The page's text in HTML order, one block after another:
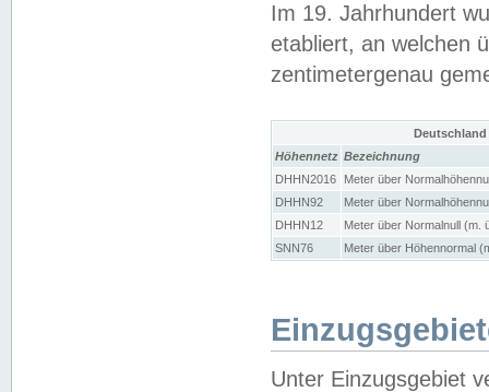
Im 19. Jahrhundert
etabliert, an welchen
zentimetergenau
Höhennetz Bezeichnung
DHHN2016
Meter über
DHHN92
Meter über
DHHN12
Meter über Normalnull (m.
SNN76
Meter über Höhennormal
Unter Einzugsgebiet